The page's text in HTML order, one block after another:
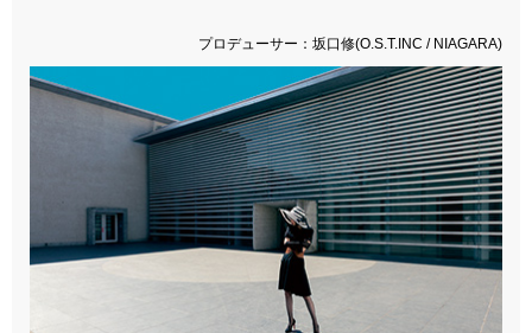
プロデューサー：坂口修(O.S.T.INC / NIAGARA)